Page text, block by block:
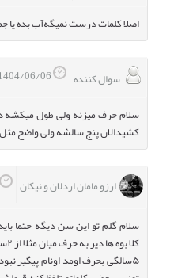
اصلا کلمات درست نمیگه‌آب بده یا
سوال کننده
سلام حرف میزنه ولی طول
کشیدالان پنج سالشه ولی واضح
ارزو مامان اردلان و نیکان
سلام گلم تو این سن دیگه حتما
۵سالگی بحرف اومد اونام